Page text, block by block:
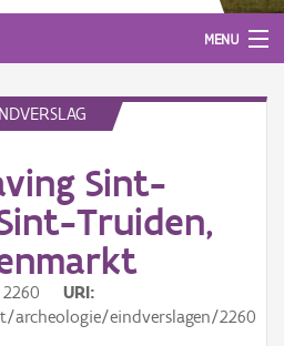
MENU
Sint-
Truiden,
2260
URI
archeologie/eindverslagen/2260